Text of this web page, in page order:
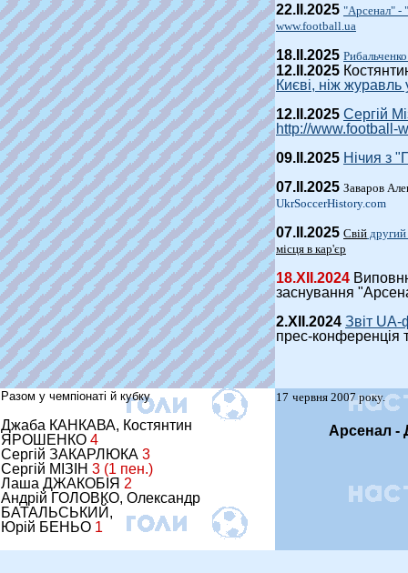
22.II.2025 "Арсенал" -
www.football.ua
18.II.2025
12.II.2025
Києві, ніж
12.II.2025 Сергій
http://www.football-
09.II.2025 Нічия з
07.II.2025 Заваров
UkrSoccerHistory.com
07.II.2025 Свій
місця в кар'єр
18.ХII.2024
заснування
2.ХІI.2024 Звіт
прес-конференція
Разом у чемпіонаті й кубку
Джаба КАНКАВА, Костянтин
ЯРОШЕНКО 4
Сергій ЗАКАРЛЮКА 3
Сергій МІЗІН 3 (1 пен.)
Лаша ДЖАКОБІЯ 2
Андрій ГОЛОВКО, Олександр
БАТАЛЬСЬКИЙ,
Юрій БЕНЬО 1
17 червня 2007 року.
Арсенал -